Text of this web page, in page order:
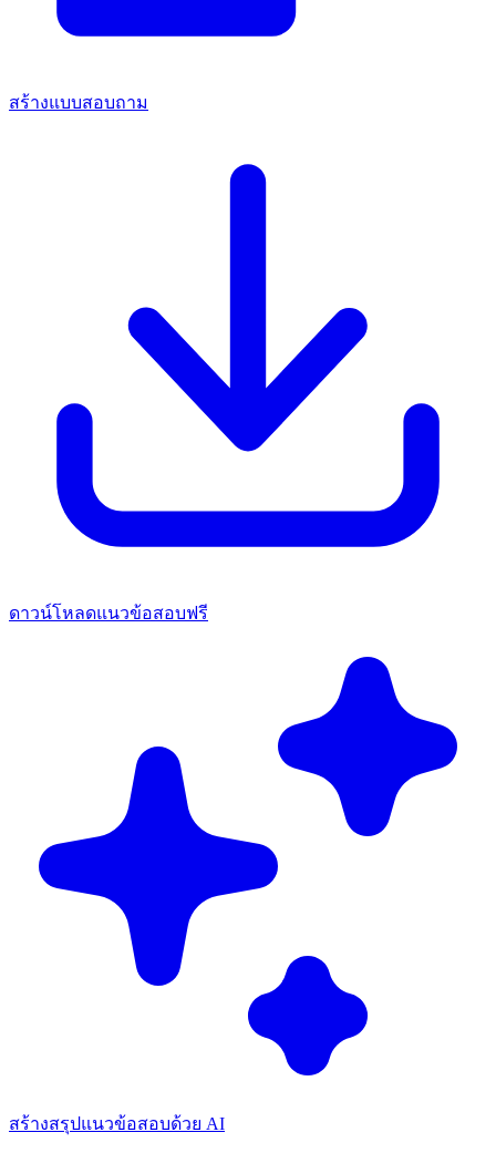
สร้างแบบสอบถาม
ดาวน์โหลดแนวข้อสอบฟรี
สร้างสรุปแนวข้อสอบด้วย AI